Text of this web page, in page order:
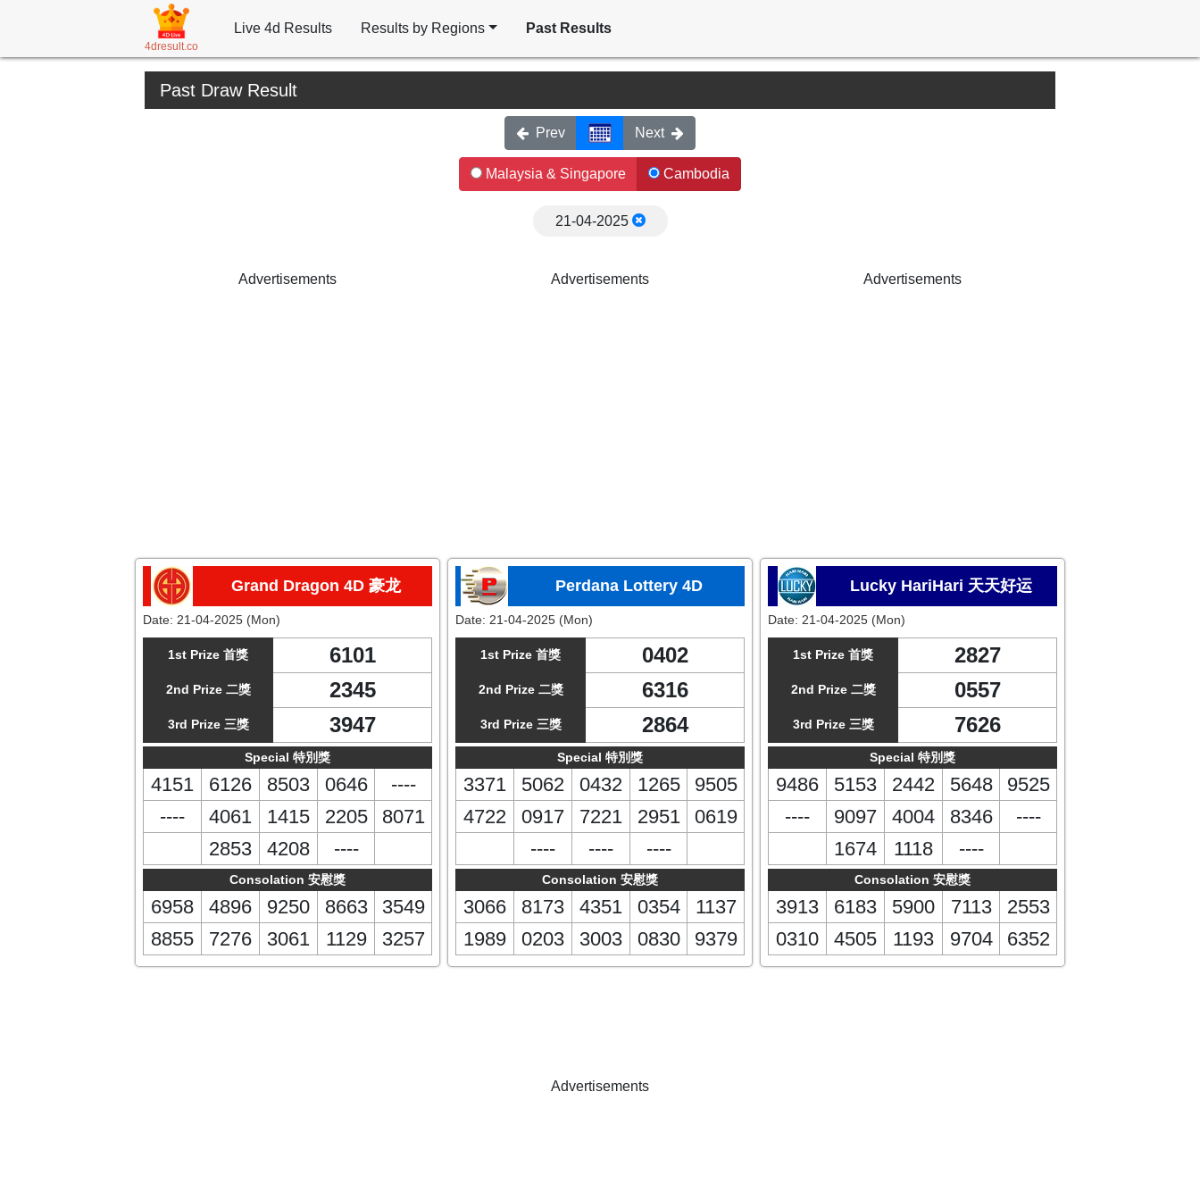
4dresult.co
Live 4d Results Results by Regions Past Results
Past Draw Result
Prev Next
Malaysia & Singapore Cambodia
21-04-2025
Advertisements
Grand Dragon 4D 豪龙
Date: 21-04-2025 (Mon)
1st Prize 首獎 6101
2nd Prize 二獎 2345
3rd Prize 三獎 3947
Special 特別獎
4151 6126 8503 0646
----
----
4061 1415 2205
8071
2853
4208 ----
Consolation 安慰獎
6958 4896 9250 8663
3549
8855
7276 3061 1129 3257
Advertisements
Perdana Lottery 4D
Date: 21-04-2025 (Mon)
1st Prize 首獎 0402
2nd Prize 二獎 6316
3rd Prize 三獎 2864
Special 特別獎
3371 5062 0432 1265
9505
4722
0917 7221 2951
0619
----
---- ----
Consolation 安慰獎
3066 8173 4351 0354
1137
1989
0203 3003 0830 9379
Advertisements
Lucky HariHari 天天好运
Date: 21-04-2025 (Mon)
1st Prize 首獎 2827
2nd Prize 二獎 0557
3rd Prize 三獎 7626
Special 特別獎
9486 5153 2442 5648
9525
----
9097 4004 8346
----
1674
1118 ----
Consolation 安慰獎
3913 6183 5900 7113
2553
0310
4505 1193 9704 6352
Advertisements